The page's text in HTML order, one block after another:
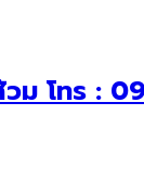
ม โทร :